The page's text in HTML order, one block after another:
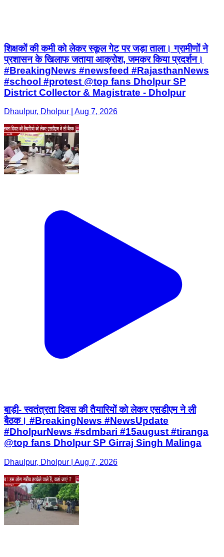
शिक्षकों की कमी को लेकर स्कूल गेट पर जड़ा ताला। ग्रामीणों ने
प्रशासन के खिलाफ जताया आक्रोश, जमकर किया प्रदर्शन।
#BreakingNews #newsfeed #RajasthanNews
#school #protest @top fans Dholpur SP
District Collector & Magistrate - Dholpur
Dhaulpur, Dholpur | Aug 7, 2026
बाड़ी- स्वतंत्रता दिवस की तैयारियों को लेकर एसडीएम ने ली
बैठक। #BreakingNews #NewsUpdate
#DholpurNews #sdmbari #15august #tiranga
@top fans Dholpur SP Girraj Singh Malinga
Dhaulpur, Dholpur | Aug 7, 2026